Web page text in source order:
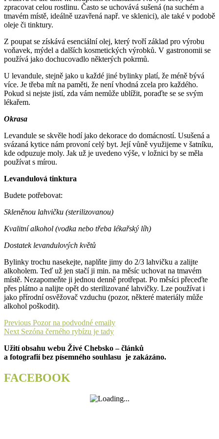
zpracovat celou rostlinu. Často se uchovává sušená (na suchém a
tmavém místě, ideálně uzavřená např. ve sklenici), ale také v podobě
oleje či tinktury.
Z poupat se získává esenciální olej, který tvoří základ pro výrobu
voňavek, mýdel a dalších kosmetických výrobků. V gastronomii se
používá jako dochucovadlo některých pokrmů.
U levandule, stejně jako u každé jiné bylinky platí, že méně bývá
více. Je třeba mít na paměti, že není vhodná zcela pro každého.
Pokud si nejste jistí, zda vám nemůže ublížit, poraďte se se svým
lékařem.
Okrasa
Levandule se skvěle hodí jako dekorace do domácností. Usušená a
svázaná kytice nám provoní celý byt. Její vůně využijeme v šatníku,
kde odpuzuje moly. Jak už je uvedeno výše, v ložnici by se měla
používat s mírou.
Levandulová tinktura
Budete potřebovat:
Skleněnou lahvičku (sterilizovanou)
Kvalitní alkohol (vodka nebo třeba lékařský líh)
Dostatek levandulových květů
Bylinky trochu nasekejte, naplňte jimy do 2/3 lahvičku a zalijte
alkoholem. Teď už jen stačí ji min. na měsíc uchovat na tmavém
místě. Nezapomeňte ji jednou denně protřepat. Po měsíci přeceďte
přes plátno a nalijte opět do sterilizované lahvičky. Lze používat i
jako přírodní osvěžovač vzduchu (pozor, některé materiály může
alkohol poškodit).
Navigace
pro
příspěvek
Previous Previous
post:
Pozor na podvodné emaily
Next Next
Sezóna černého rybízu je tady
Užití obsahu webu Živé Chebsko – článků
a fotografií bez písemného souhlasu je zakázáno.
FACEBOOK